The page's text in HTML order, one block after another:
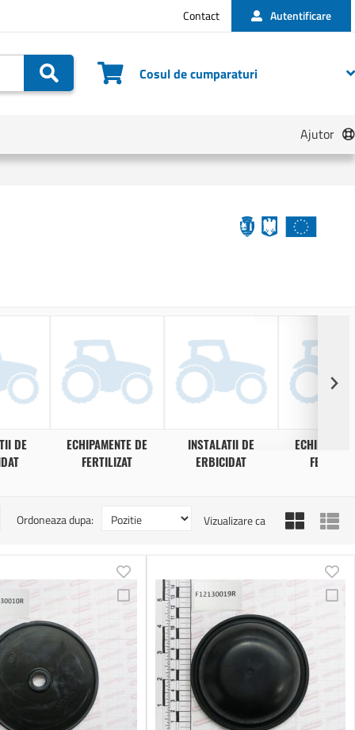
Contact Autentificare
Cosul de cumparaturi
Cautare
Ajutor
DE
ECHIPAMENTE DE
FERTILIZAT
INSTALATII DE
ERBICIDAT
Vizualizare ca
Grila
Ordoneaza dupa:
dorinte
Adauga
Comparare